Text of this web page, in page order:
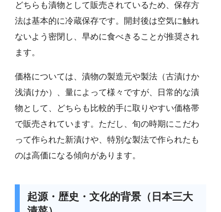
どちらも漬物として販売されているため、保存方
法は基本的に冷蔵保存です。開封後は空気に触れ
ないよう密閉し、早めに食べきることが推奨され
ます。
価格については、漬物の製造元や製法（古漬けか
浅漬けか）、量によって様々ですが、日常的な漬
物として、どちらも比較的手に取りやすい価格帯
で販売されています。ただし、旬の時期にこだわ
って作られた新漬けや、特別な製法で作られたも
のは高価になる傾向があります。
起源・歴史・文化的背景（日本三大